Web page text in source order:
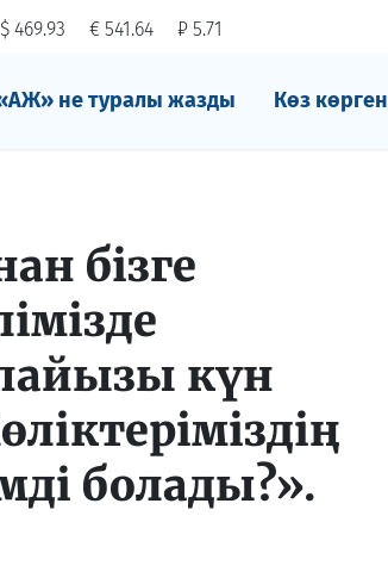
$ 469.93 € 541.64 ₽ 5.71
не туралы жазды Көз көрген
бізге
күн
болады?».